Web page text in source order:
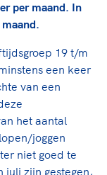
tijdens
of naar
te juichen
Diede de
trots te
je dochter,
en
functies
coaches,
per maand. In
19 t/m
een keer
van een
het aantal
joggen
niet goed te
juli zijn gestegen,